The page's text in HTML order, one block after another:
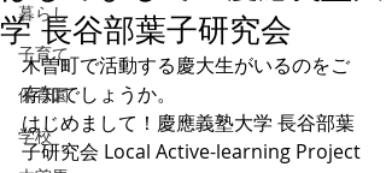
暮らし
子育て
保育園
学校
学 長谷部葉子研究会
木曽町で活動する慶大生がいるのをご
存知でしょうか。
はじめまして！慶應義塾大学 長谷部葉
子研究会 Local Active-learning Project